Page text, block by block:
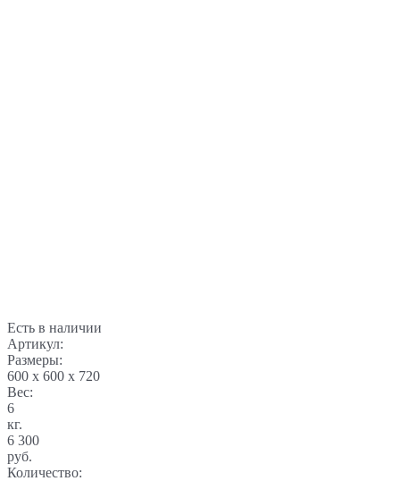
Есть в наличии
Артикул:
Размеры:
600 x 600 x 720
Вес:
6
кг.
6 300
руб.
Количество: